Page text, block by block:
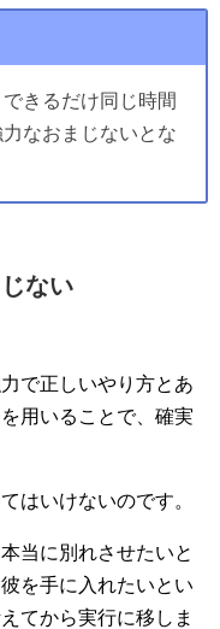
きるだけ同じ時間
なおまじないとな
ない
で正しいやり方とあ
用いることで、確実
はいけないのです。
当に別れさせたいと
を手に入れたいとい
てから実行に移しま